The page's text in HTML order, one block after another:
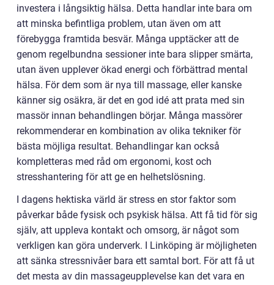
investera i långsiktig hälsa. Detta handlar inte bara om
att minska befintliga problem, utan även om att
förebygga framtida besvär. Många upptäcker att de
genom regelbundna sessioner inte bara slipper smärta,
utan även upplever ökad energi och förbättrad mental
hälsa. För dem som är nya till massage, eller kanske
känner sig osäkra, är det en god idé att prata med sin
massör innan behandlingen börjar. Många massörer
rekommenderar en kombination av olika tekniker för
bästa möjliga resultat. Behandlingar kan också
kompletteras med råd om ergonomi, kost och
stresshantering för att ge en helhetslösning.
I dagens hektiska värld är stress en stor faktor som
påverkar både fysisk och psykisk hälsa. Att få tid för sig
själv, att uppleva kontakt och omsorg, är något som
verkligen kan göra underverk. I Linköping är möjligheten
att sänka stressnivåer bara ett samtal bort. För att få ut
det mesta av din massageupplevelse kan det vara en